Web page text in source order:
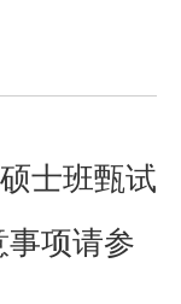
士班甄试
事项请参